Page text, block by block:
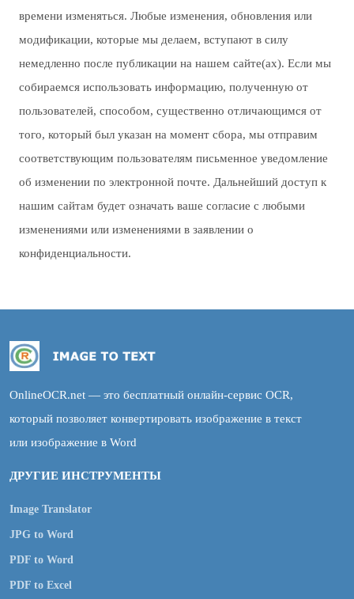
времени изменяться. Любые изменения, обновления или
модификации, которые мы делаем, вступают в силу
немедленно после публикации на нашем сайте(ах). Если мы
собираемся использовать информацию, полученную от
пользователей, способом, существенно отличающимся от
того, который был указан на момент сбора, мы отправим
соответствующим пользователям письменное уведомление
об изменении по электронной почте. Дальнейший доступ к
нашим сайтам будет означать ваше согласие с любыми
изменениями или изменениями в заявлении о
конфиденциальности.
OnlineOCR.net — это бесплатный онлайн-сервис OCR,
который позволяет конвертировать изображение в текст
или изображение в Word
ДРУГИЕ ИНСТРУМЕНТЫ
Image Translator
JPG to Word
PDF to Word
PDF to Excel